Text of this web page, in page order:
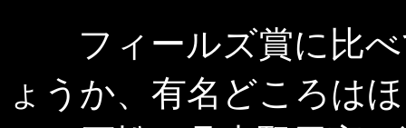
フィールズ賞に比べ
ょうか、有名どころは